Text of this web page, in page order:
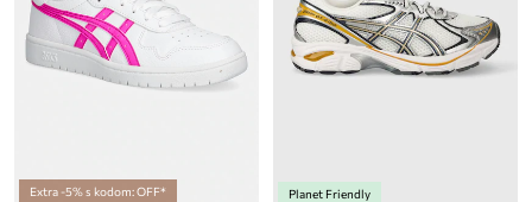
Extra -5% s kodom: OFF* Planet Friendly